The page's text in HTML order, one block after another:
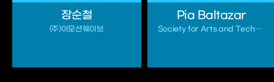
장순철
(주)이모션웨이브
Pia Baltazar
Society for Arts and Technology Montreal